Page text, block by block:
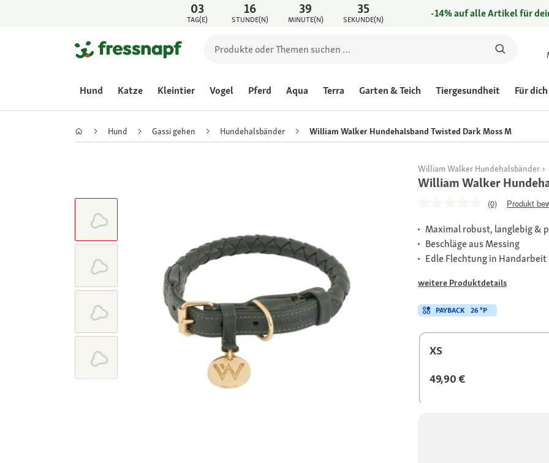
03
TAG(E)
16
STUNDE(N)
39
MINUTE(N)
35
SEKUNDE(N) -14% auf alle Artikel für
Hund Katze Kleintier Vogel Pferd Aqua Terra Garten & Teich Tiergesundheit Für dich
Hund Gassi gehen Hundehalsbänder William Walker Hundehalsband Twisted Dark Moss M
William Walker Hundehalsbänder
William Walker
(0) Produkt
Maximal robust, langlebig &
Beschläge aus Messing
Edle Flechtung in Handarbeit
weitere Produktdetails
PAYBACK 26 °P
XS
49,90 €